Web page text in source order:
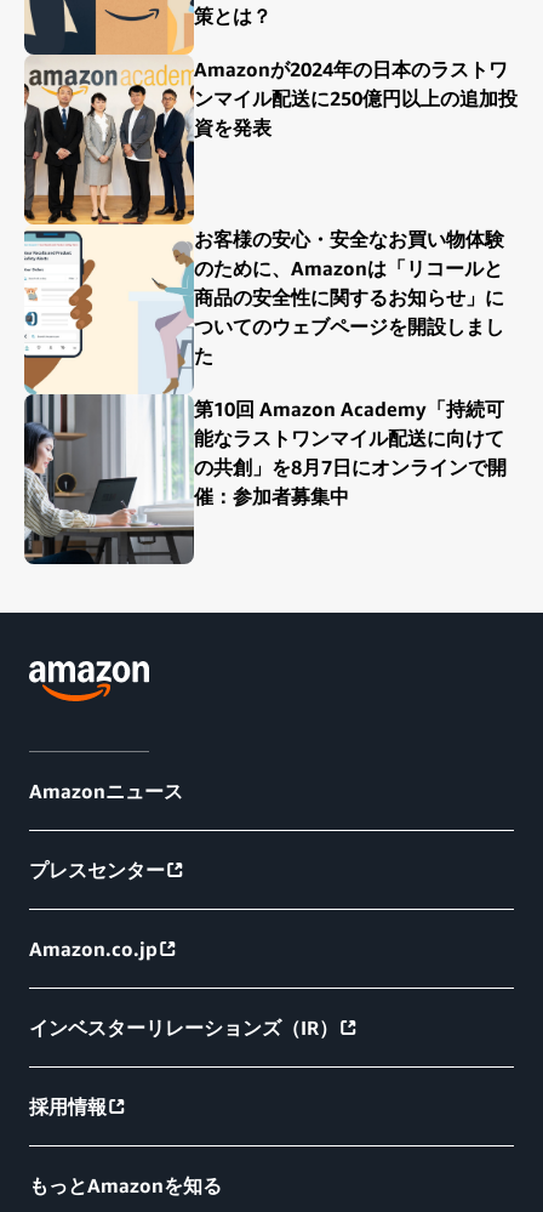
策とは？
Amazonが2024年の日本のラストワ
ンマイル配送に250億円以上の追加投
資を発表
お客様の安心・安全なお買い物体験
のために、Amazonは「リコールと
商品の安全性に関するお知らせ」に
ついてのウェブページを開設しまし
た
第10回 Amazon Academy「持続可
能なラストワンマイル配送に向けて
の共創」を8月7日にオンラインで開
催：参加者募集中
Amazonニュース
プレスセンター
Amazon.co.jp
インベスターリレーションズ（IR）
採用情報
もっとAmazonを知る